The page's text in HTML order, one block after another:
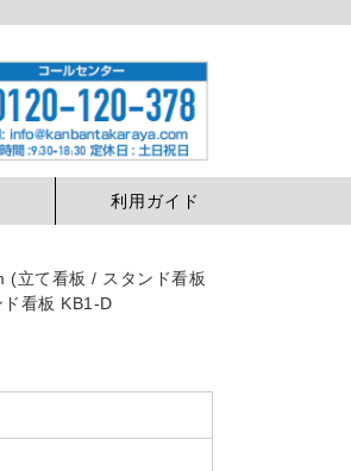
利用ガイド
(立て看板 / スタンド看板
看板 KB1-D